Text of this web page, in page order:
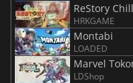
ReStory
HRKGAME
Montabi
LOADED
Marvel
LDShop